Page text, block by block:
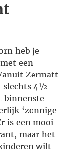
heb je
een
Zermatt
slechts 4½
binnenste
‘zonnige
is een mooi
maar het
wilt